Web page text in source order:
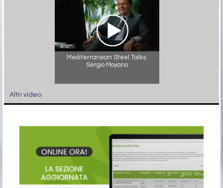
Mediterranean Steel Talks:
Sergio Moyano
Altri video